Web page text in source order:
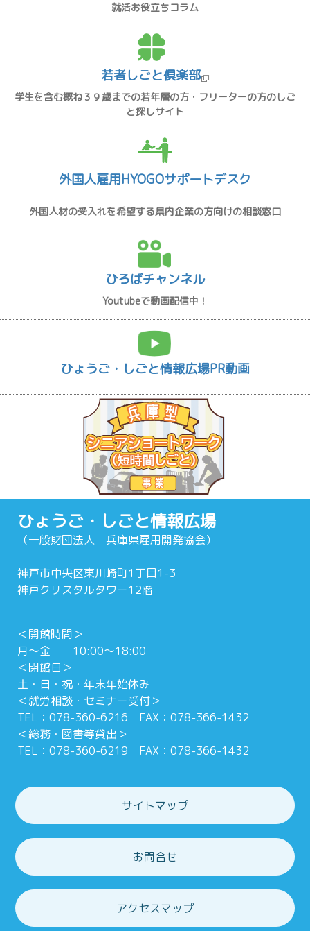
就活お役立ちコラム
若者しごと倶楽部
学生を含む概ね３９歳までの若年層の方・フリーターの方のしご
と探しサイト
外国人雇用HYOGOサポートデスク
外国人材の受入れを希望する県内企業の方向けの相談窓口
ひろばチャンネル
Youtubeで動画配信中！
ひょうご・しごと情報広場PR動画
ひょうご・しごと情報広場
（一般財団法人 兵庫県雇用開発協会）
神戸市中央区東川崎町1丁目1-3
神戸クリスタルタワー12階
＜開館時間＞
月～金 10:00～18:00
＜閉館日＞
土・日・祝・年末年始休み
＜就労相談・セミナー受付＞
TEL：078-360-6216 FAX：078-366-1432
＜総務・図書等貸出＞
TEL：078-360-6219 FAX：078-366-1432
サイトマップ
お問合せ
アクセスマップ